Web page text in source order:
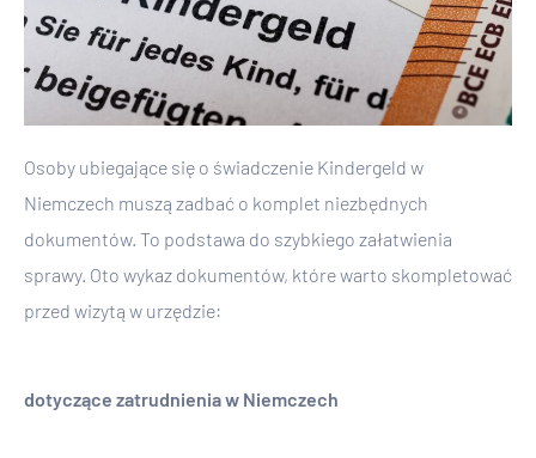
Osoby ubiegające się o świadczenie Kindergeld w
Niemczech muszą zadbać o komplet niezbędnych
dokumentów. To podstawa do szybkiego załatwienia
sprawy. Oto wykaz dokumentów, które warto skompletować
przed wizytą w urzędzie:
dotyczące zatrudnienia w Niemczech